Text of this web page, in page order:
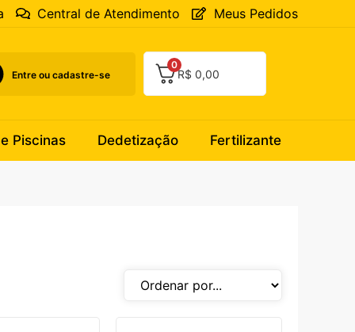
Central de Atendimento Meus Pedidos
Entre ou cadastre-se
0
R$ 0,00
Piscinas Dedetização Fertilizante